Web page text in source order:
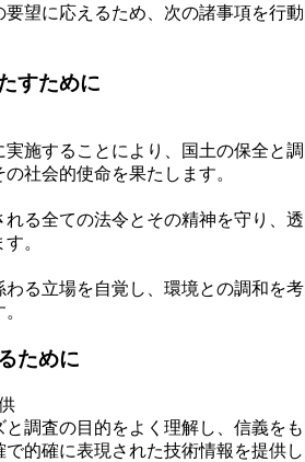
望に応えるため、次の諸事項を行動
すために
施することにより、国土の保全と調
社会的使命を果たします。
る全ての法令とその精神を守り、透
。
る立場を自覚し、環境との調和を考
ために
調査の目的をよく理解し、信義をも
的確に表現された技術情報を提供し